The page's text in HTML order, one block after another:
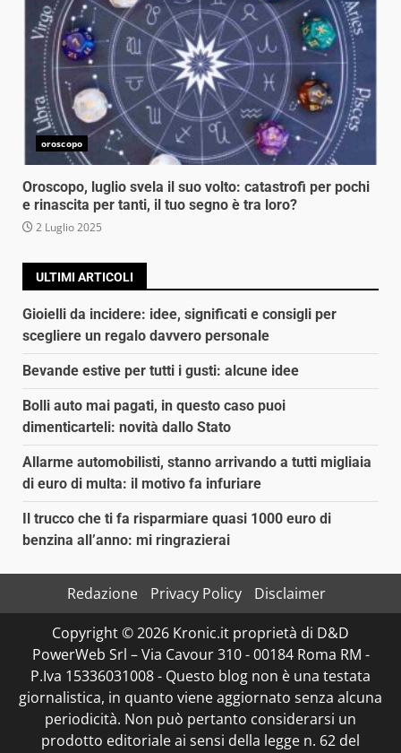
oroscopo
Oroscopo, luglio svela il suo volto: catastrofi per pochi
e rinascita per tanti, il tuo segno è tra loro?
2 Luglio 2025
ULTIMI ARTICOLI
Gioielli da incidere: idee, significati e consigli per
scegliere un regalo davvero personale
Bevande estive per tutti i gusti: alcune idee
Bolli auto mai pagati, in questo caso puoi
dimenticarteli: novità dallo Stato
Allarme automobilisti, stanno arrivando a tutti migliaia
di euro di multa: il motivo fa infuriare
Il trucco che ti fa risparmiare quasi 1000 euro di
benzina all’anno: mi ringrazierai
Redazione Privacy Policy
Disclaimer
Copyright © 2026 Kronic.it proprietà di D&D
PowerWeb Srl – Via Cavour 310 - 00184 Roma RM -
P.Iva 15336031008 - Questo blog non è una testata
giornalistica, in quanto viene aggiornato senza alcuna
periodicità. Non può pertanto considerarsi un
prodotto editoriale ai sensi della legge n. 62 del